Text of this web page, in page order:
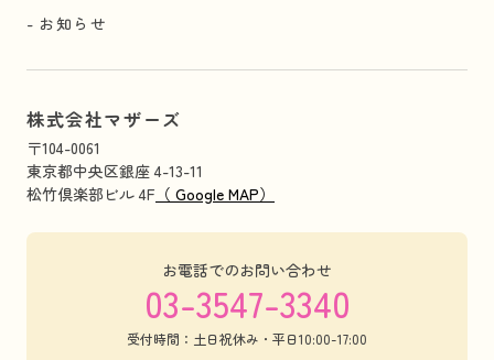
お知らせ
株式会社マザーズ
〒104-0061
東京都中央区銀座 4-13-11
松竹倶楽部ビル 4F （ Google MAP）
お電話でのお問い合わせ
03-3547-3340
受付時間：土日祝休み・平日10:00-17:00